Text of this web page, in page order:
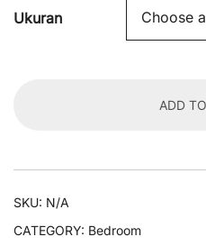
Ukuran
ADD
SKU: N/A
CATEGORY: Bedroom